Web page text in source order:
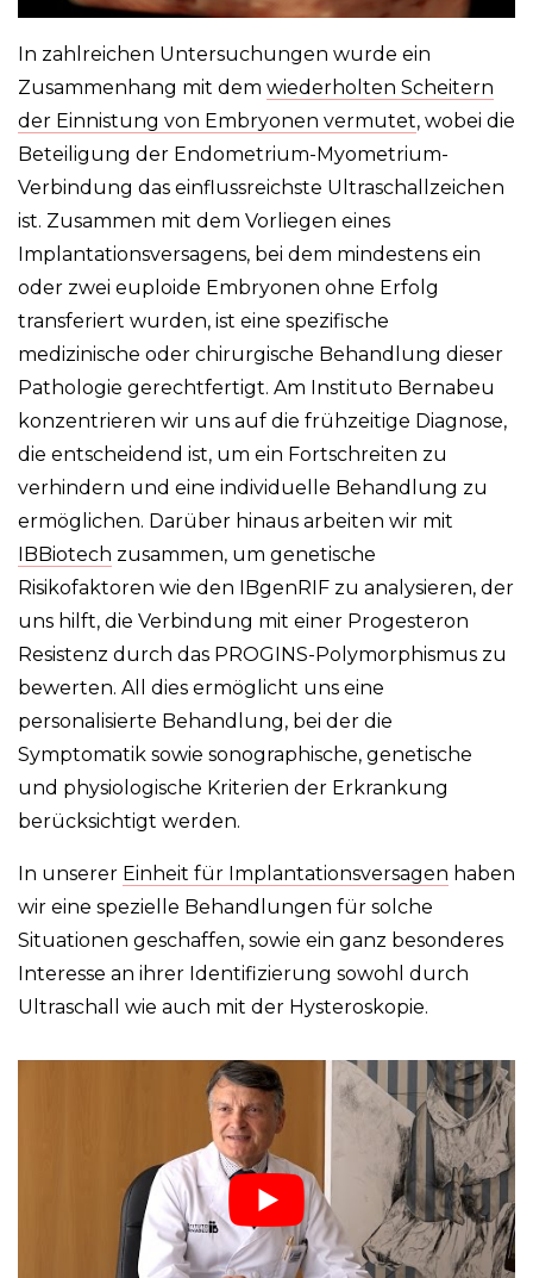
In zahlreichen Untersuchungen wurde ein
Zusammenhang mit dem wiederholten Scheitern
der Einnistung von Embryonen vermutet, wobei die
Beteiligung der Endometrium-Myometrium-
Verbindung das einflussreichste Ultraschallzeichen
ist. Zusammen mit dem Vorliegen eines
Implantationsversagens, bei dem mindestens ein
oder zwei euploide Embryonen ohne Erfolg
transferiert wurden, ist eine spezifische
medizinische oder chirurgische Behandlung dieser
Pathologie gerechtfertigt. Am Instituto Bernabeu
konzentrieren wir uns auf die frühzeitige Diagnose,
die entscheidend ist, um ein Fortschreiten zu
verhindern und eine individuelle Behandlung zu
ermöglichen. Darüber hinaus arbeiten wir mit
IBBiotech zusammen, um genetische
Risikofaktoren wie den IBgenRIF zu analysieren, der
uns hilft, die Verbindung mit einer Progesteron
Resistenz durch das PROGINS-Polymorphismus zu
bewerten. All dies ermöglicht uns eine
personalisierte Behandlung, bei der die
Symptomatik sowie sonographische, genetische
und physiologische Kriterien der Erkrankung
berücksichtigt werden.
In unserer Einheit für Implantationsversagen haben
wir eine spezielle Behandlungen für solche
Situationen geschaffen, sowie ein ganz besonderes
Interesse an ihrer Identifizierung sowohl durch
Ultraschall wie auch mit der Hysteroskopie.